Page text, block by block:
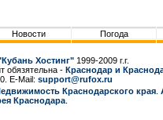
Новости Погода
Хостинг" 1999-2009 г.г.
обязятельна - Краснодар и
E-Mail: support@rufox.ru
Краснодарcкого края
Краснодара